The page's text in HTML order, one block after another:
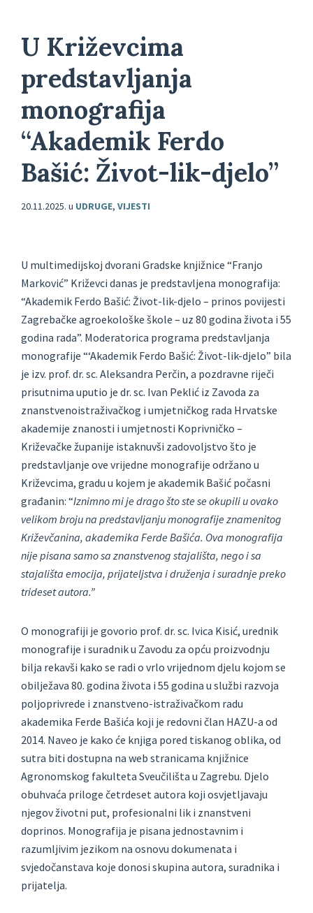
U Križevcima
predstavljanja
monografija
“Akademik Ferdo
Bašić: Život-lik-djelo”
20.11.2025. u UDRUGE, VIJESTI
U multimedijskoj dvorani Gradske knjižnice “Franjo
Marković” Križevci danas je predstavljena monografija:
“Akademik Ferdo Bašić: Život-lik-djelo – prinos povijesti
Zagrebačke agroekološke škole – uz 80 godina života i 55
godina rada”. Moderatorica programa predstavljanja
monografije “‘Akademik Ferdo Bašić: Život-lik-djelo” bila
je izv. prof. dr. sc. Aleksandra Perčin, a pozdravne riječi
prisutnima uputio je dr. sc. Ivan Peklić iz Zavoda za
znanstvenoistraživačkog i umjetničkog rada Hrvatske
akademije znanosti i umjetnosti Koprivničko –
Križevačke županije istaknuvši zadovoljstvo što je
predstavljanje ove vrijedne monografije održano u
Križevcima, gradu u kojem je akademik Bašić počasni
građanin: “Iznimno mi je drago što ste se okupili u ovako
velikom broju na predstavljanju monografije znamenitog
Križevčanina, akademika Ferde Bašića. Ova monografija
nije pisana samo sa znanstvenog stajališta, nego i sa
stajališta emocija, prijateljstva i druženja i suradnje preko
trideset autora.”
O monografiji je govorio prof. dr. sc. Ivica Kisić, urednik
monografije i suradnik u Zavodu za opću proizvodnju
bilja rekavši kako se radi o vrlo vrijednom djelu kojom se
obilježava 80. godina života i 55 godina u službi razvoja
poljoprivrede i znanstveno-istraživačkom radu
akademika Ferde Bašića koji je redovni član HAZU-a od
2014. Naveo je kako će knjiga pored tiskanog oblika, od
sutra biti dostupna na web stranicama knjižnice
Agronomskog fakulteta Sveučilišta u Zagrebu. Djelo
obuhvaća priloge četrdeset autora koji osvjetljavaju
njegov životni put, profesionalni lik i znanstveni
doprinos. Monografija je pisana jednostavnim i
razumljivim jezikom na osnovu dokumenata i
svjedočanstava koje donosi skupina autora, suradnika i
prijatelja.